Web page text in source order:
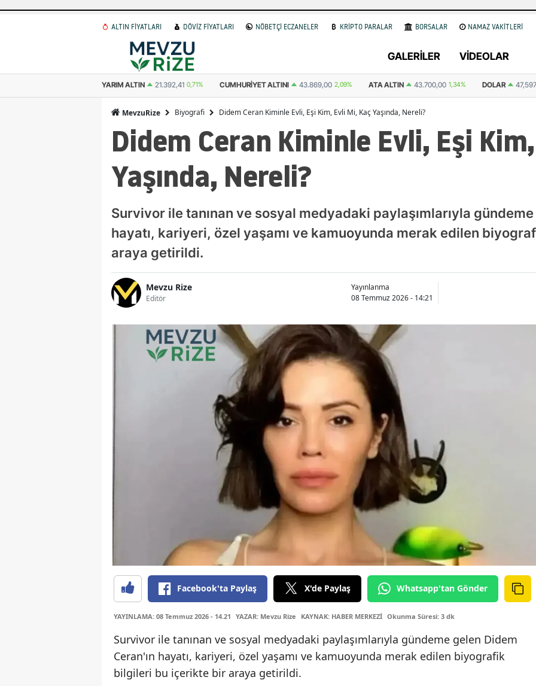
ALTIN FİYATLARI DÖVİZ FİYATLARI NÖBETÇİ ECZANELER KRİPTO PARALAR BORSALAR NAMAZ VAKİTLERİ
GALERİLER VİDEOLAR
YARIM ALTIN 21.392,41 0,71% CUMHURIYET ALTINI 43.869,00 2,09% ATA ALTIN 43.700,00 1,34% DOLAR
MevzuRize Biyografi Didem Ceran Kiminle Evli, Eşi Kim, Evli Mi, Kaç Yaşında, Nereli?
Didem Ceran Kiminle Evli, Eşi
Yaşında, Nereli?
Survivor ile tanınan ve sosyal medyadaki paylaşımlarıyla
hayatı, kariyeri, özel yaşamı ve kamuoyunda merak edilen
araya getirildi.
Mevzu Rize
Editör
Yayınlanma
08 Temmuz 2026 - 14:21
Facebook'ta Paylaş X'de Paylaş Whatsapp'tan Gönder
YAYINLAMA: 08 Temmuz 2026 - 14.21 YAZAR: Mevzu Rize KAYNAK: HABER MERKEZİ Okunma Süresi: 3 dk
Survivor ile tanınan ve sosyal medyadaki paylaşımlarıyla gündeme gelen Didem
Ceran'ın hayatı, kariyeri, özel yaşamı ve kamuoyunda merak edilen biyografik
bilgileri bu içerikte bir araya getirildi.